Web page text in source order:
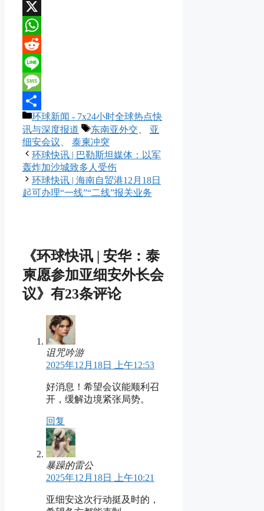
WeChat
X
WhatsApp
Reddit
Line
Message
分
享
分
类
环球新闻 - 7x24小时全球热点快
讯与深度报道
标
签
东南亚外交
亚
细安会议
泰柬冲突
环球快讯 | 巴勒斯坦媒体：以军
轰炸加沙城致多人受伤
环球快讯 | 海南自贸港12月18日
起可办理“一线”“二线”报关业务
《环球快讯 | 安华：泰
柬愿参加亚细安外长会
议》有23条评论
诅咒吟游
2025年12月18日 上午12:53
好消息！希望会议能顺利召
开，缓解边境紧张局势。
回复
暴躁的雷公
2025年12月18日 上午10:21
亚细安这次行动挺及时的，